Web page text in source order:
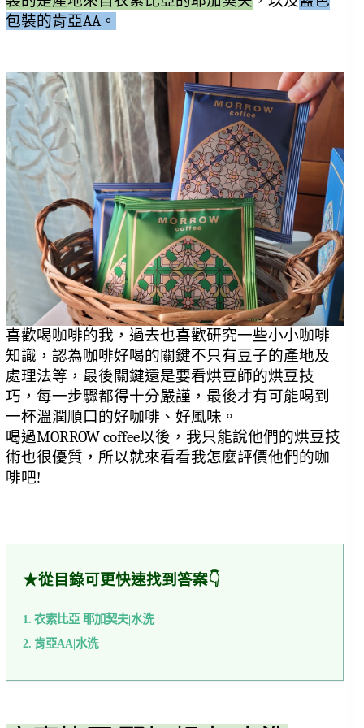
包裝的肯亞AA。
喜歡喝咖啡的我，過去也喜歡研究一些小小咖啡
知識，認為咖啡好喝的關鍵不只有豆子的產地及
處理法等，最後關鍵還是要看烘豆師的烘豆技
巧，每一步驟都得十分嚴謹，最後才有可能喝到
一杯溫潤順口的好咖啡、好風味。
喝過MORROW coffee以後，我只能說他們的烘豆技
術也很優質，所以就來看看我怎麼評價他們的咖
啡吧!
★從目錄可更快速找到答案👇
衣索比亞 耶加契夫|水洗
肯亞AA|水洗